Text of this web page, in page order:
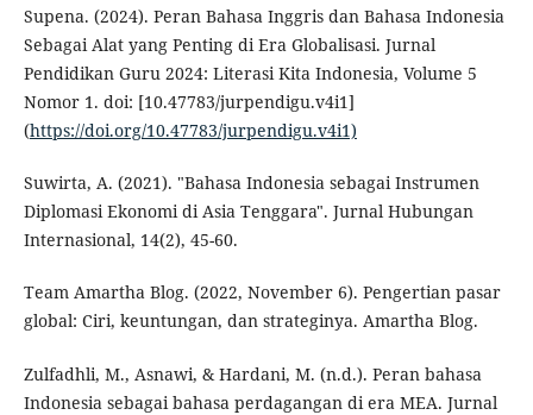
Supena. (2024). Peran Bahasa Inggris dan Bahasa Indonesia
Sebagai Alat yang Penting di Era Globalisasi. Jurnal
Pendidikan Guru 2024: Literasi Kita Indonesia, Volume 5
Nomor 1. doi: [10.47783/jurpendigu.v4i1]
(https://doi.org/10.47783/jurpendigu.v4i1)
Suwirta, A. (2021). "Bahasa Indonesia sebagai Instrumen
Diplomasi Ekonomi di Asia Tenggara". Jurnal Hubungan
Internasional, 14(2), 45-60.
Team Amartha Blog. (2022, November 6). Pengertian pasar
global: Ciri, keuntungan, dan strateginya. Amartha Blog.
Zulfadhli, M., Asnawi, & Hardani, M. (n.d.). Peran bahasa
Indonesia sebagai bahasa perdagangan di era MEA. Jurnal